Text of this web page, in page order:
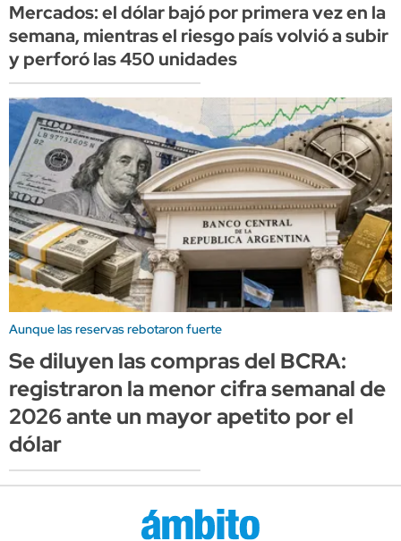
Mercados: el dólar bajó por primera vez en la
semana, mientras el riesgo país volvió a subir
y perforó las 450 unidades
Aunque las reservas rebotaron fuerte
Se diluyen las compras del BCRA:
registraron la menor cifra semanal de
2026 ante un mayor apetito por el
dólar